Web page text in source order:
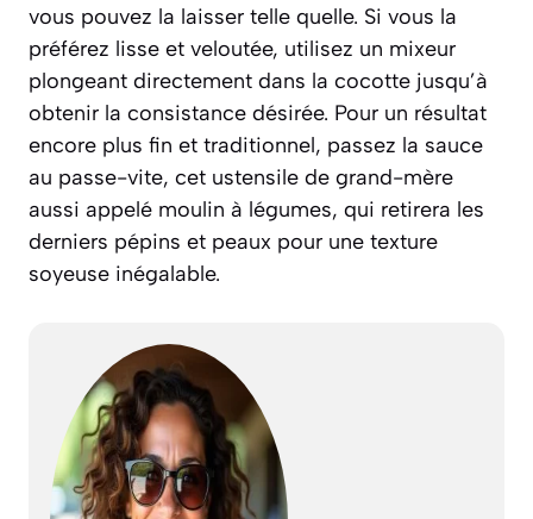
vous pouvez la laisser telle quelle. Si vous la
préférez lisse et veloutée, utilisez un mixeur
plongeant directement dans la cocotte jusqu’à
obtenir la consistance désirée. Pour un résultat
encore plus fin et traditionnel, passez la sauce
au passe-vite, cet ustensile de grand-mère
aussi appelé moulin à légumes, qui retirera les
derniers pépins et peaux pour une texture
soyeuse inégalable.